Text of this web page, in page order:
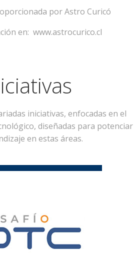
por Astro Curicó
en: www.astrocurico.cl
iniciativas, enfocadas en el
diseñadas para potenciar
en estas áreas.